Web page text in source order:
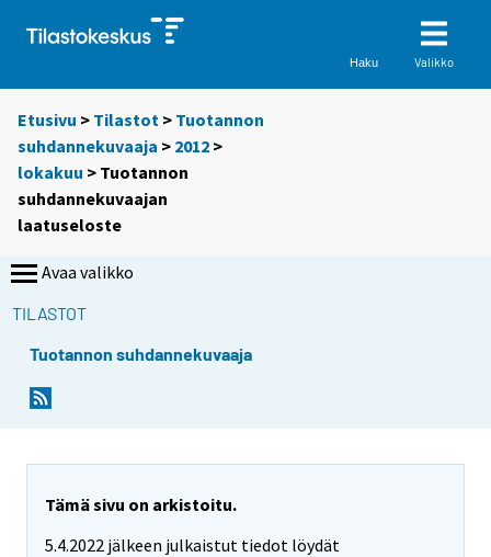
Haku Valikko
Etusivu > Tilastot > Tuotannon
suhdannekuvaaja > 2012 >
lokakuu > Tuotannon
suhdannekuvaajan
laatuseloste
Avaa valikko
TILASTOT
Tuotannon suhdannekuvaaja
Tämä sivu on arkistoitu.
5.4.2022 jälkeen julkaistut tiedot löydät